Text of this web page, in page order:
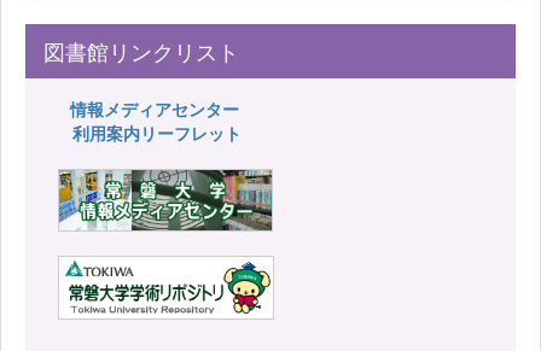
図書館リンクリスト
情報メディアセンター
利用案内リーフレット